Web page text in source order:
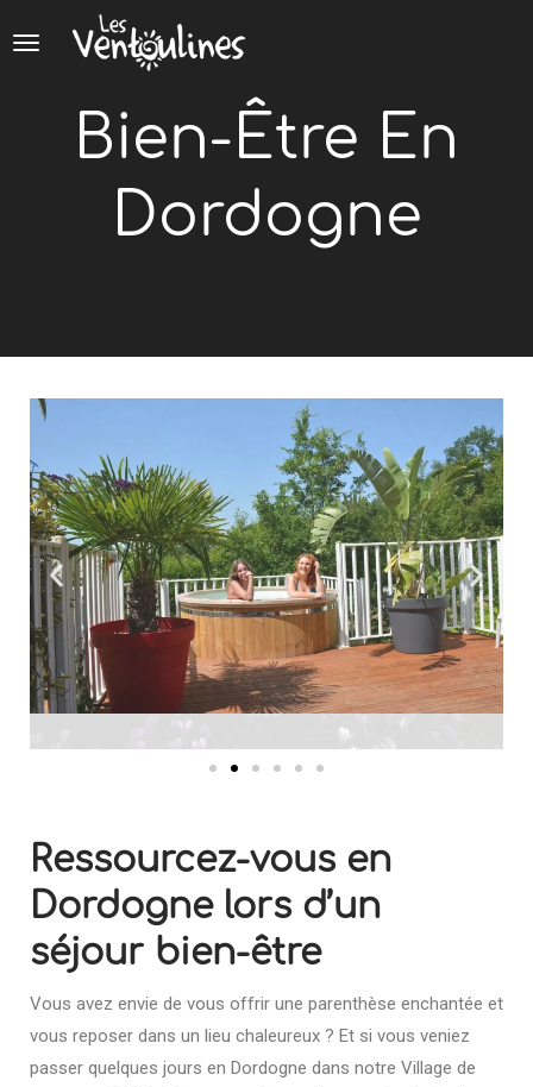
Bien-Être En
Dordogne
Ressourcez-vous en
Dordogne lors d’un
séjour bien-être
Vous avez envie de vous offrir une parenthèse enchantée et
vous reposer dans un lieu chaleureux ? Et si vous veniez
passer quelques jours en Dordogne dans notre Village de
Panneau de gestion des cookies